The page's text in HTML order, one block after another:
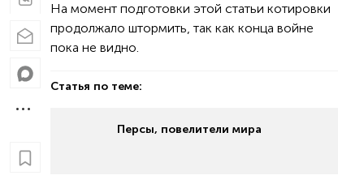
На момент подготовки этой статьи котировки
продолжало штормить, так как конца войне
пока не видно.
Статья по теме:
Персы, повелители мира